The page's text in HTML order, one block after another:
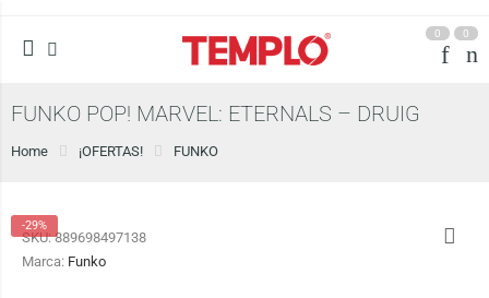
0 0
FUNKO POP! MARVEL: ETERNALS – DRUIG
Home ¡OFERTAS! FUNKO
-29%
SKU:889698497138
Marca: Funko